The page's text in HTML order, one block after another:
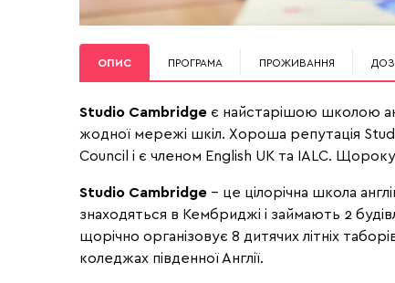
ОПИС ПРОГРАМА ПРОЖИВАННЯ
Studio Cambridge є найстарішою школою
жодної мережі шкіл. Хороша репутація
Council і є членом English UK та IALC.
Studio Cambridge – це цілорічна школа
знаходяться в Кембриджі і займають 2
щорічно організовує 8 дитячих літніх
коледжах південної Англії.